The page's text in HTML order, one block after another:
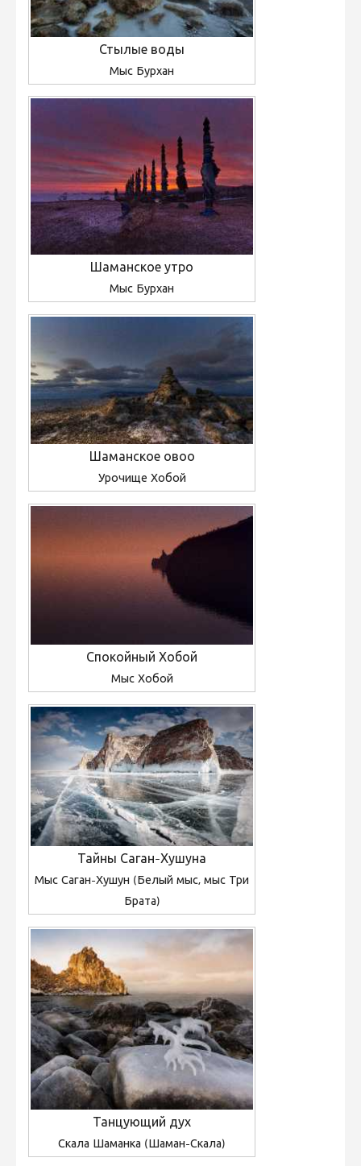
Стылые воды
Мыс Бурхан
Шаманское утро
Мыс Бурхан
Шаманское овоо
Урочище Хобой
Спокойный Хобой
Мыс Хобой
Тайны Саган-Хушуна
Мыс Саган-Хушун (Белый мыс, мыс Три
Брата)
Танцующий дух
Скала Шаманка (Шаман-Скала)